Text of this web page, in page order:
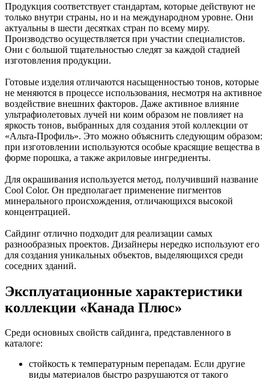
Продукция соответствует стандартам, которые действуют не
только внутри страны, но и на международном уровне. Они
актуальны в шести десятках стран по всему миру.
Производство осуществляется при участии специалистов.
Они с большой тщательностью следят за каждой стадией
изготовления продукции.
Готовые изделия отличаются насыщенностью тонов, которые
не меняются в процессе использования, несмотря на активное
воздействие внешних факторов. Даже активное влияние
ультрафиолетовых лучей ни коим образом не повлияет на
яркость тонов, выбранных для создания этой коллекции от
«Альта-Профиль». Это можно объяснить следующим образом:
при изготовлении используются особые красящие вещества в
форме порошка, а также акриловые ингредиенты.
Для окрашивания используется метод, получивший название
Cool Color. Он предполагает применение пигментов
минерального происхождения, отличающихся высокой
концентрацией.
Сайдинг отлично подходит для реализации самых
разнообразных проектов. Дизайнеры нередко используют его
для создания уникальных объектов, выделяющихся среди
соседних зданий.
Эксплуатационные характеристики
коллекции «Канада Плюс»
Среди основных свойств сайдинга, представленного в
каталоге:
стойкость к температурным перепадам. Если другие
виды материалов быстро разрушаются от такого